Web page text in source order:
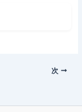
次